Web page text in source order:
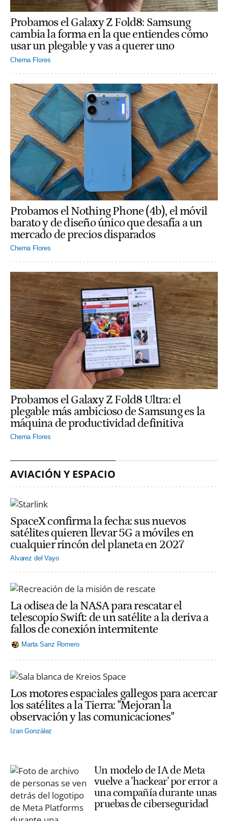
Probamos el Galaxy Z Fold8: Samsung
cambia la forma en la que entiendes cómo
usar un plegable y vas a querer uno
Chema Flores
Probamos el Nothing Phone (4b), el móvil
barato y de diseño único que desafía a un
mercado de precios disparados
Chema Flores
Probamos el Galaxy Z Fold8 Ultra: el
plegable más ambicioso de Samsung es la
máquina de productividad definitiva
Chema Flores
AVIACIÓN Y ESPACIO
SpaceX confirma la fecha: sus nuevos
satélites quieren llevar 5G a móviles en
cualquier rincón del planeta en 2027
Alvarez del Vayo
La odisea de la NASA para rescatar el
telescopio Swift: de un satélite a la deriva a
fallos de conexión intermitente
Marta Sanz Romero
Los motores espaciales gallegos para acercar
los satélites a la Tierra: "Mejoran la
observación y las comunicaciones"
Izan González
Un modelo de IA de Meta
vuelve a 'hackear' por error a
una compañía durante unas
pruebas de ciberseguridad